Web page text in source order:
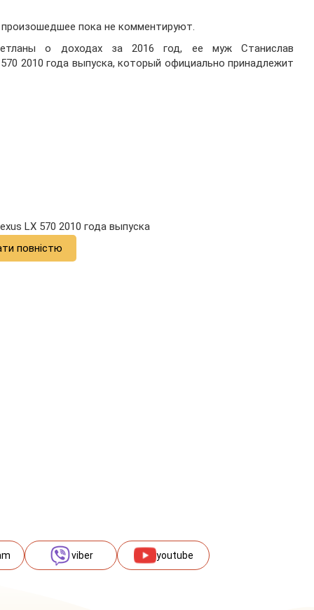
пока не комментируют.
о доходах за 2016 год, ее муж Станислав
2010 года выпуска, который официально принадлежит
LX 570 2010 года выпуска
повністю
viber youtube